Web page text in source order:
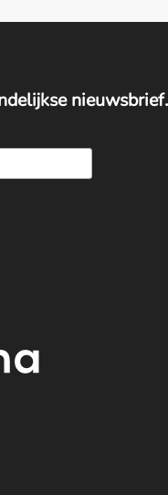
nieuwsbrief.